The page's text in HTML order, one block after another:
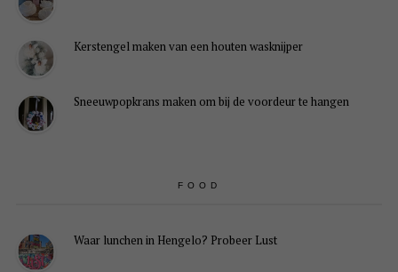
Kerstengel maken van een houten wasknijper
Sneeuwpopkrans maken om bij de voordeur te hangen
FOOD
Waar lunchen in Hengelo? Probeer Lust